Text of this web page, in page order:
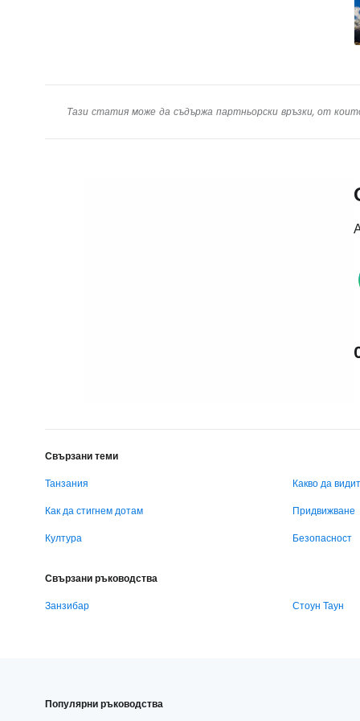
Тази статия може да съдържа партньорски връзки, от
Свързани теми
Танзания
Какво да
Как да стигнем дотам
Придвижване
Култура
Безопасност
Свързани ръководства
Занзибар
Стоун Таун
Популярни ръководства